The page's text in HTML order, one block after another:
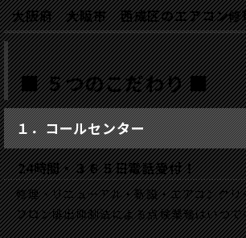
大阪府 大阪市 西成区のエアコン修
■ ５つのこだわり ■
１．コールセンター
24時間・３６５日電話受付！
修理・リニューアル・新設・エアコンクリ
フロン排出抑制法による点検業務はいつで